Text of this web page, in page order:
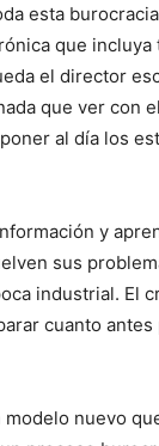
esta
que incluya
el director
que ver con
al día los
y
sus
industrial. El
cuanto
nuevo